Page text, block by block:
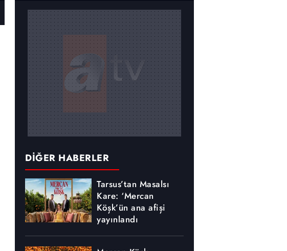
DİĞER HABERLER
Tarsus’tan Masalsı
Kare: ‘Mercan
Köşk’ün ana afişi
yayınlandı